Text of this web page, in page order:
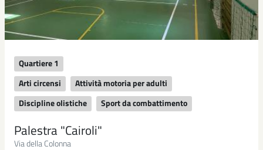
Quartiere 1
Arti circensi
Attività motoria per adulti
Discipline olistiche
Sport da combattimento
Palestra "Cairoli"
Via della Colonna